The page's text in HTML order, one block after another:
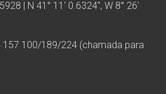
| N 41° 11′ 0.6324″, W 8° 26′
157 100/189/224 (chamada para